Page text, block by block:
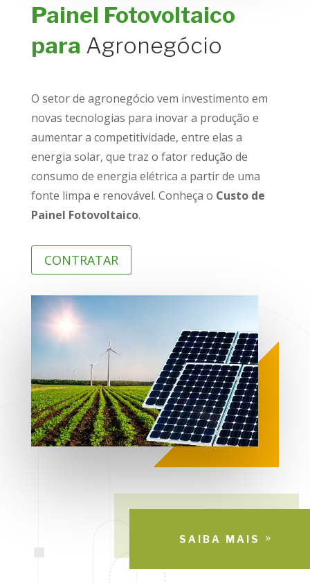
Painel Fotovoltaico
para Agronegócio
O setor de agronegócio vem investimento em
novas tecnologias para inovar a produção e
aumentar a competitividade, entre elas a
energia solar, que traz o fator redução de
consumo de energia elétrica a partir de uma
fonte limpa e renovável. Conheça o Custo de
Painel Fotovoltaico.
CONTRATAR
SAIBA MAIS